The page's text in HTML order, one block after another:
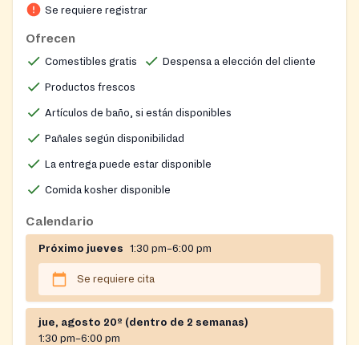
available based on need. Bilingual (English/Russian)
anyone regardless of race, income, gender, age, or
religion; personal information is required to become a
full client but not to receive emergency food.
Se requiere registrar
Ofrecen
Comestibles gratis Despensa a elección del cliente
Productos frescos
Artículos de baño, si están disponibles
Pañales según disponibilidad
La entrega puede estar disponible
Comida kosher disponible
Calendario
Próximo jueves 1:30 pm–6:00 pm
Se requiere cita
jue, agosto 20º (dentro de 2 semanas)
1:30 pm–6:00 pm